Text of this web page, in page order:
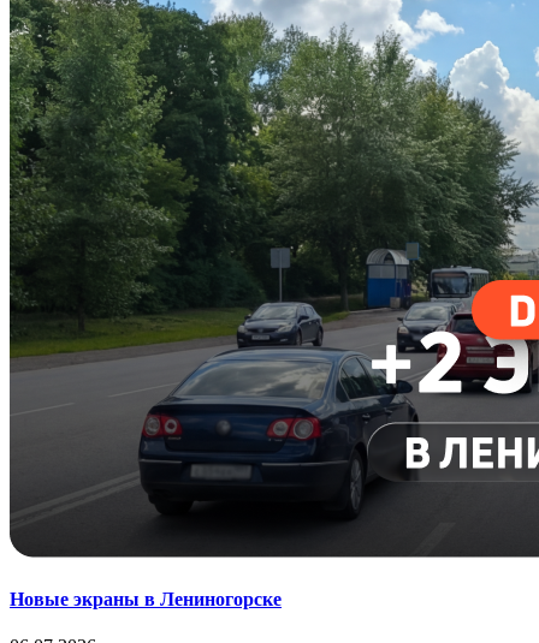
Новые экраны в Лениногорске